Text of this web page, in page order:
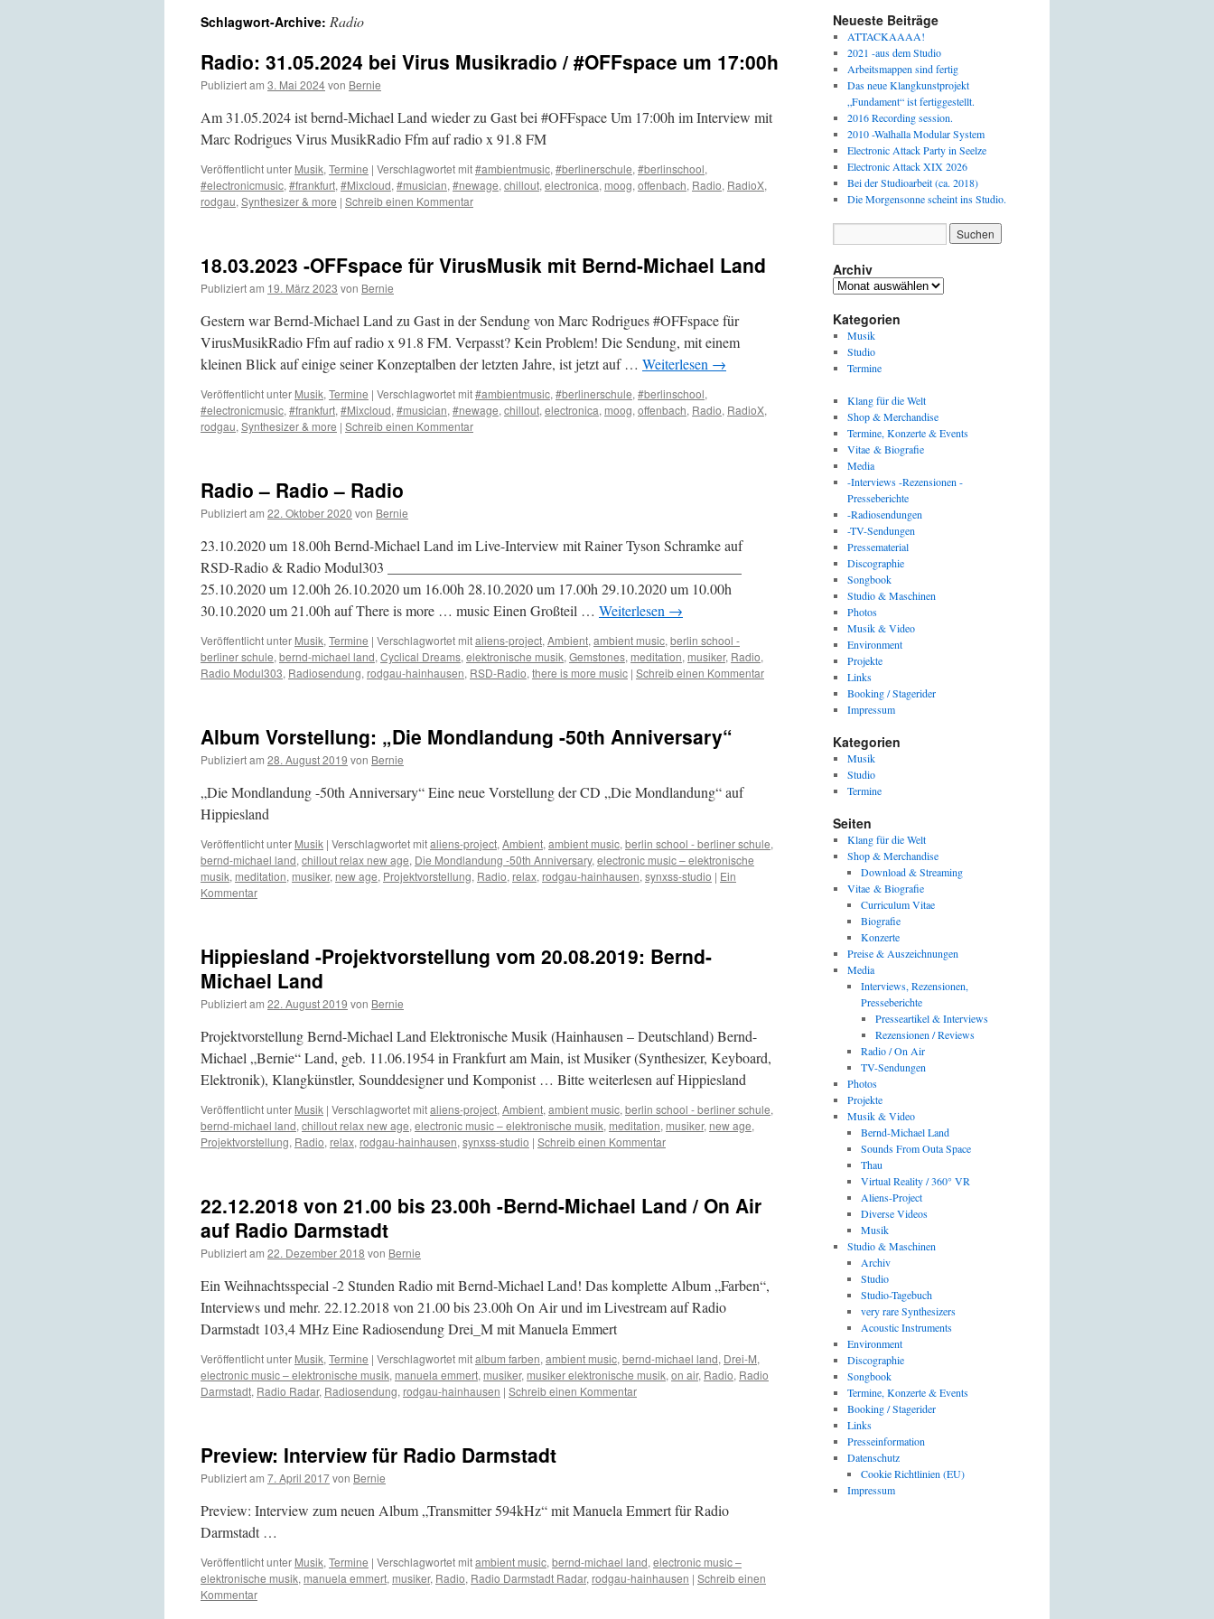
Schlagwort-Archive: Radio
Radio: 31.05.2024 bei Virus Musikradio / #OFFspace um 17:00h
Publiziert am 3. Mai 2024von Bernie
Am 31.05.2024 ist bernd-Michael Land wieder zu Gast bei #OFFspace Um 17:00h im Interview mit
Marc Rodrigues Virus MusikRadio Ffm auf radio x 91.8 FM
Veröffentlicht unter Musik, Termine | Verschlagwortet mit#ambientmusic, #berlinerschule, #berlinschool,
#electronicmusic, #frankfurt, #Mixcloud, #musician, #newage, chillout, electronica, moog, offenbach, Radio, RadioX,
rodgau, Synthesizer & more | Schreib einen Kommentar
18.03.2023 -OFFspace für VirusMusik mit Bernd-Michael Land
Publiziert am 19. März 2023 von Bernie
Gestern war Bernd-Michael Land zu Gast in der Sendung von Marc Rodrigues #OFFspace für
VirusMusikRadio Ffm auf radio x 91.8 FM. Verpasst? Kein Problem! Die Sendung, mit einem
kleinen Blick auf einige seiner Konzeptalben der letzten Jahre, ist jetzt auf … Weiterlesen →
Veröffentlicht unter Musik, Termine | Verschlagwortet mit#ambientmusic, #berlinerschule, #berlinschool,
#electronicmusic, #frankfurt, #Mixcloud, #musician, #newage, chillout, electronica, moog, offenbach, Radio, RadioX,
rodgau, Synthesizer & more | Schreib einen Kommentar
Radio – Radio – Radio
Publiziert am 22. Oktober 2020 von Bernie
23.10.2020 um 18.00h Bernd-Michael Land im Live-Interview mit Rainer Tyson Schramke auf
RSD-Radio & Radio Modul303 _________________________________________________
25.10.2020 um 12.00h 26.10.2020 um 16.00h 28.10.2020 um 17.00h 29.10.2020 um 10.00h
30.10.2020 um 21.00h auf There is more … music Einen Großteil … Weiterlesen →
Veröffentlicht unter Musik, Termine | Verschlagwortet mitaliens-project, Ambient, ambient music, berlin school -
berliner schule, bernd-michael land, Cyclical Dreams, elektronische musik, Gemstones, meditation, musiker, Radio,
Radio Modul303, Radiosendung, rodgau-hainhausen, RSD-Radio, there is more music | Schreib einen Kommentar
Album Vorstellung: „Die Mondlandung -50th Anniversary“
Publiziert am 28. August 2019 von Bernie
„Die Mondlandung -50th Anniversary“ Eine neue Vorstellung der CD „Die Mondlandung“ auf
Hippiesland
Veröffentlicht unter Musik | Verschlagwortet mitaliens-project, Ambient, ambient music, berlin school - berliner schule,
bernd-michael land, chillout relax new age, Die Mondlandung -50th Anniversary, electronic music – elektronische
musik, meditation, musiker, new age, Projektvorstellung, Radio, relax, rodgau-hainhausen, synxss-studio | Ein
Kommentar
Hippiesland -Projektvorstellung vom 20.08.2019: Bernd-
Michael Land
Publiziert am 22. August 2019 von Bernie
Projektvorstellung Bernd-Michael Land Elektronische Musik (Hainhausen – Deutschland) Bernd-
Michael „Bernie“ Land, geb. 11.06.1954 in Frankfurt am Main, ist Musiker (Synthesizer, Keyboard,
Elektronik), Klangkünstler, Sounddesigner und Komponist … Bitte weiterlesen auf Hippiesland
Veröffentlicht unter Musik | Verschlagwortet mitaliens-project, Ambient, ambient music, berlin school - berliner schule,
bernd-michael land, chillout relax new age, electronic music – elektronische musik, meditation, musiker, new age,
Projektvorstellung, Radio, relax, rodgau-hainhausen, synxss-studio | Schreib einen Kommentar
22.12.2018 von 21.00 bis 23.00h -Bernd-Michael Land / On Air
auf Radio Darmstadt
Publiziert am 22. Dezember 2018 von Bernie
Ein Weihnachtsspecial -2 Stunden Radio mit Bernd-Michael Land! Das komplette Album „Farben“,
Interviews und mehr. 22.12.2018 von 21.00 bis 23.00h On Air und im Livestream auf Radio
Darmstadt 103,4 MHz Eine Radiosendung Drei_M mit Manuela Emmert
Veröffentlicht unter Musik, Termine | Verschlagwortet mitalbum farben, ambient music, bernd-michael land, Drei-M,
electronic music – elektronische musik, manuela emmert, musiker, musiker elektronische musik, on air, Radio, Radio
Darmstadt, Radio Radar, Radiosendung, rodgau-hainhausen | Schreib einen Kommentar
Preview: Interview für Radio Darmstadt
Publiziert am 7. April 2017von Bernie
Preview: Interview zum neuen Album „Transmitter 594kHz“ mit Manuela Emmert für Radio
Darmstadt …
Veröffentlicht unter Musik, Termine | Verschlagwortet mitambient music, bernd-michael land, electronic music –
elektronische musik, manuela emmert, musiker, Radio, Radio Darmstadt Radar, rodgau-hainhausen | Schreib einen
Kommentar
Neueste Beiträge
ATTACKAAAA!
2021 -aus dem Studio
Arbeitsmappen sind fertig
Das neue Klangkunstprojekt
„Fundament“ ist fertiggestellt.
2016 Recording session.
2010 -Walhalla Modular System
Electronic Attack Party in Seelze
Electronic Attack XIX 2026
Bei der Studioarbeit (ca. 2018)
Die Morgensonne scheint ins Studio.
Archiv
Archiv
Kategorien
Musik
Studio
Termine
Klang für die Welt
Shop & Merchandise
Termine, Konzerte & Events
Vitae & Biografie
Media
-Interviews -Rezensionen -
Presseberichte
-Radiosendungen
-TV-Sendungen
Pressematerial
Discographie
Songbook
Studio & Maschinen
Photos
Musik & Video
Environment
Projekte
Links
Booking / Stagerider
Impressum
Kategorien
Musik
Studio
Termine
Seiten
Klang für die Welt
Shop & Merchandise
Download & Streaming
Vitae & Biografie
Curriculum Vitae
Biografie
Konzerte
Preise & Auszeichnungen
Media
Interviews, Rezensionen,
Presseberichte
Presseartikel & Interviews
Rezensionen / Reviews
Radio / On Air
TV-Sendungen
Photos
Projekte
Musik & Video
Bernd-Michael Land
Sounds From Outa Space
Thau
Virtual Reality / 360° VR
Aliens-Project
Diverse Videos
Musik
Studio & Maschinen
Archiv
Studio
Studio-Tagebuch
very rare Synthesizers
Acoustic Instruments
Environment
Discographie
Songbook
Termine, Konzerte & Events
Booking / Stagerider
Links
Presseinformation
Datenschutz
Cookie Richtlinien (EU)
Impressum